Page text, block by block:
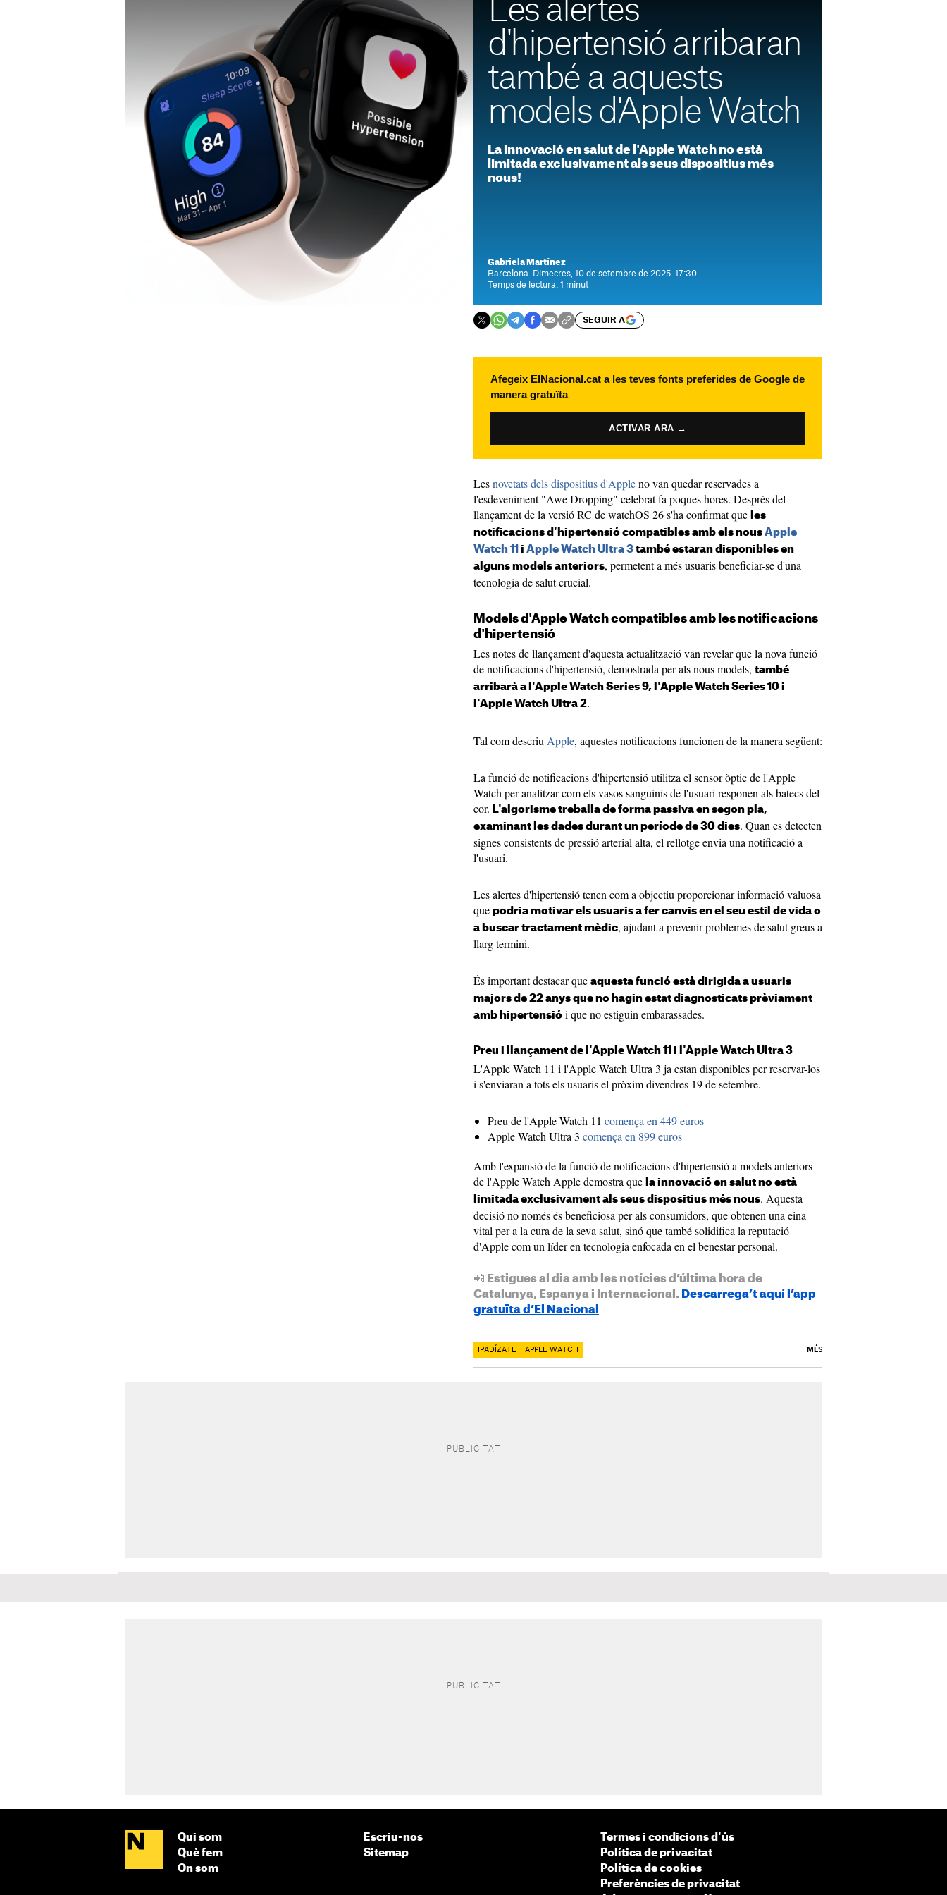
Les alertes
d'hipertensió arribaran
també a aquests
models d'Apple Watch
La innovació en salut de l'Apple Watch no està
limitada exclusivament als seus dispositius més
nous!
Gabriela Martínez
Barcelona. Dimecres, 10 de setembre de 2025. 17:30
Temps de lectura: 1 minut
SEGUIR A
Afegeix ElNacional.cat a les teves fonts preferides de Google de
manera gratuïta
ACTIVAR ARA →
Lesnovetats dels dispositius d'Appleno van quedar reservades a
l'esdeveniment "Awe Dropping" celebrat fa poques hores. Després del
llançament de la versió RC de watchOS 26 s'ha confirmat que les
notificacions d'hipertensió compatibles amb els nous Apple
Watch 11 i Apple Watch Ultra 3 també estaran disponibles en
alguns models anteriors, permetent a més usuaris beneficiar-se d'una
tecnologia de salut crucial.
Models d'Apple Watch compatibles amb les notificacions
d'hipertensió
Les notes de llançament d'aquesta actualització van revelar que la nova funció
de notificacions d'hipertensió, demostrada per als nous models, també
arribarà a l'Apple Watch Series 9, l'Apple Watch Series 10 i
l'Apple Watch Ultra 2.
Tal com descriu Apple, aquestes notificacions funcionen de la manera següent:
La funció de notificacions d'hipertensió utilitza el sensor òptic de l'Apple
Watch per analitzar com els vasos sanguinis de l'usuari responen als batecs del
cor. L'algorisme treballa de forma passiva en segon pla,
examinant les dades durant un període de 30 dies. Quan es detecten
signes consistents de pressió arterial alta, el rellotge envia una notificació a
l'usuari.
Les alertes d'hipertensió tenen com a objectiu proporcionar informació valuosa
que podria motivar els usuaris a fer canvis en el seu estil de vida o
a buscar tractament mèdic, ajudant a prevenir problemes de salut greus a
llarg termini.
És important destacar que aquesta funció està dirigida a usuaris
majors de 22 anys que no hagin estat diagnosticats prèviament
amb hipertensió i que no estiguin embarassades.
Preu i llançament de l'Apple Watch 11 i l'Apple Watch Ultra 3
L'Apple Watch 11 i l'Apple Watch Ultra 3 ja estan disponibles per reservar-los
i s'enviaran a tots els usuaris el pròxim divendres 19 de setembre.
Preu de l'Apple Watch 11 comença en 449 euros
Apple Watch Ultra 3 comença en 899 euros
Amb l'expansió de la funció de notificacions d'hipertensió a models anteriors
de l'Apple Watch Apple demostra que la innovació en salut no està
limitada exclusivament als seus dispositius més nous. Aquesta
decisió no només és beneficiosa per als consumidors, que obtenen una eina
vital per a la cura de la seva salut, sinó que també solidifica la reputació
d'Apple com un líder en tecnologia enfocada en el benestar personal.
📲 Estigues al dia amb les notícies d’última hora de
Catalunya, Espanya i Internacional. Descarrega’t aquí l’app
gratuïta d’El Nacional
IPADÍZATE APPLE WATCH MÉS
Qui som
Què fem
On som
Escriu-nos
Sitemap
Termes i condicions d'ús
Política de privacitat
Política de cookies
Preferències de privacitat